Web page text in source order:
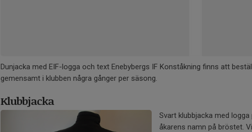
Dunjacka med EIF-logga och text Enebybergs IF Konståkning finns att
gemensamt i klubben några gånger per säsong.
Klubbjacka
Svart klubbjacka med
åkarens namn på bröstet.